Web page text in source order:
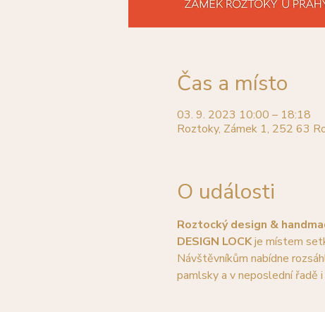
Čas a místo
03. 9. 2023 10:00 – 18:18
Roztoky, Zámek 1, 252 63
O události
Roztocký design &
DESIGN LOCK je místem
Návštěvníkům nabídne
pamlsky a v neposlední řadě